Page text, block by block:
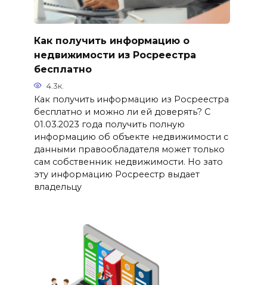
Как получить информацию о
недвижимости из Росреестра
бесплатно
4.3к.
Как получить информацию из Росреестра
бесплатно и можно ли ей доверять? С
01.03.2023 года получить полную
информацию об объекте недвижимости с
данными правообладателя может только
сам собственник недвижимости. Но зато
эту информацию Росреестр выдает
владельцу